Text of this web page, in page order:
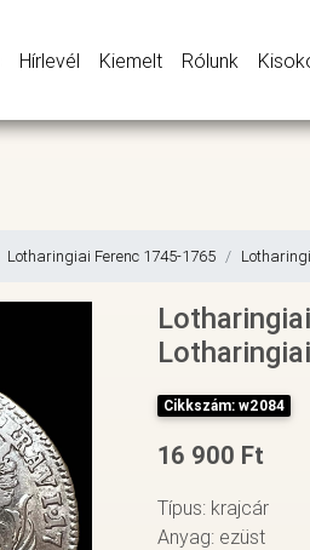
Hírlevél Kiemelt Rólunk
Lotharingiai Ferenc 1745-1765
Cikkszám: w2084
16 900 Ft
Típus: krajcár
Anyag: ezüst